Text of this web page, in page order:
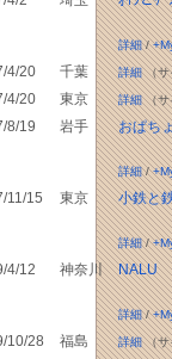
詳細/
4/20 千葉 詳細（サ
4/20 東京 詳細（サ
8/19 岩手 おぱち
詳細/
11/15 東京 小鉄と
詳細/
4/12 神奈川 NALU
詳細/
10/28 福島 詳細（サ